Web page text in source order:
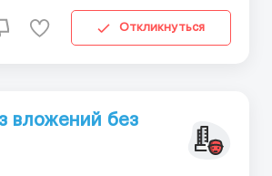
Откликнуться
вложений без